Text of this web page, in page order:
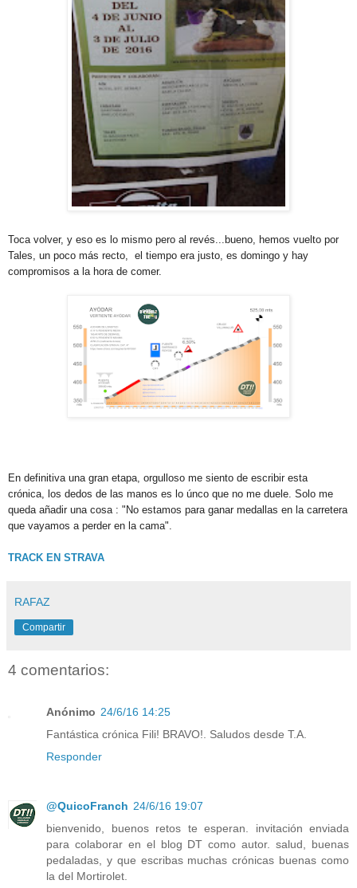
Toca volver, y eso es lo mismo pero al revés...bueno, hemos vuelto por
Tales, un poco más recto, el tiempo era justo, es domingo y hay
compromisos a la hora de comer.
En definitiva una gran etapa, orgulloso me siento de escribir esta
crónica, los dedos de las manos es lo únco que no me duele. Solo me
queda añadir una cosa : "No estamos para ganar medallas en la carretera
que vayamos a perder en la cama".
TRACK EN STRAVA
RAFAZ
Compartir
4 comentarios:
Anónimo 24/6/16 14:25
Fantástica crónica Fili! BRAVO!. Saludos desde T.A.
Responder
@QuicoFranch 24/6/16 19:07
bienvenido, buenos retos te esperan. invitación enviada
para colaborar en el blog DT como autor. salud, buenas
pedaladas, y que escribas muchas crónicas buenas como
la del Mortirolet.